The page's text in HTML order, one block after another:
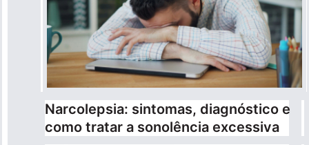
Navegação
principal
Sobre
Para você
Profissionais da saúde
Narcolepsia: sintomas, diagnóstico e
como tratar a sonolência excessiva